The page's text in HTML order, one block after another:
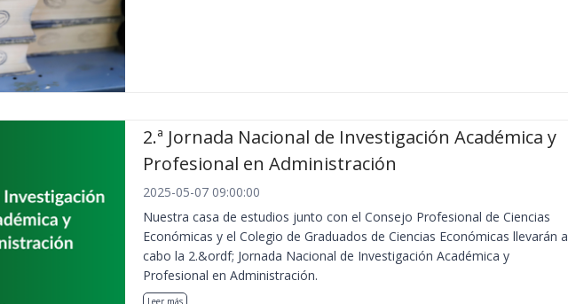
2.ª Jornada Nacional de Investigación Académica y
Profesional en Administración
2025-05-07 09:00:00
Nuestra casa de estudios junto con el Consejo Profesional de Ciencias
Económicas y el Colegio de Graduados de Ciencias Económicas llevarán a
cabo la 2.&ordf; Jornada Nacional de Investigación Académica y
Profesional en Administración.
Leer más